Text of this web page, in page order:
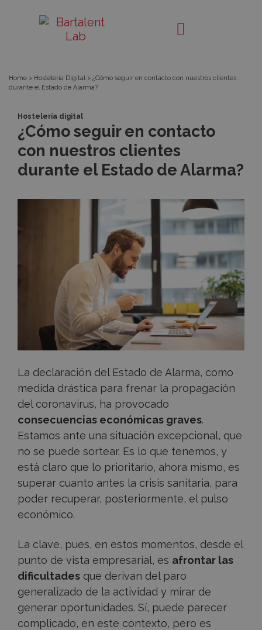
¿Cómo
seguir
en
con
nuestros
Estado
Alarma?
Bartalent
Lab
Home > Hosteleria Digital > ¿Cómo seguir en contacto con nuestros clientes
durante el Estado de Alarma?
Hostelería digital
¿Cómo seguir en contacto
con nuestros clientes
durante el Estado de Alarma?
La declaración del Estado de Alarma, como
medida drástica para frenar la propagación
del coronavirus, ha provocado
consecuencias económicas graves.
Estamos ante una situación excepcional, que
no se puede sortear. Es lo que tenemos, y
está claro que lo prioritario, ahora mismo, es
superar cuanto antes la crisis sanitaria, para
poder recuperar, posteriormente, el pulso
económico.
La clave, pues, en estos momentos, desde el
punto de vista empresarial, es afrontar las
dificultades que derivan del paro
generalizado de la actividad y mirar de
generar oportunidades. Sí, puede parecer
complicado, en este contexto, pero es